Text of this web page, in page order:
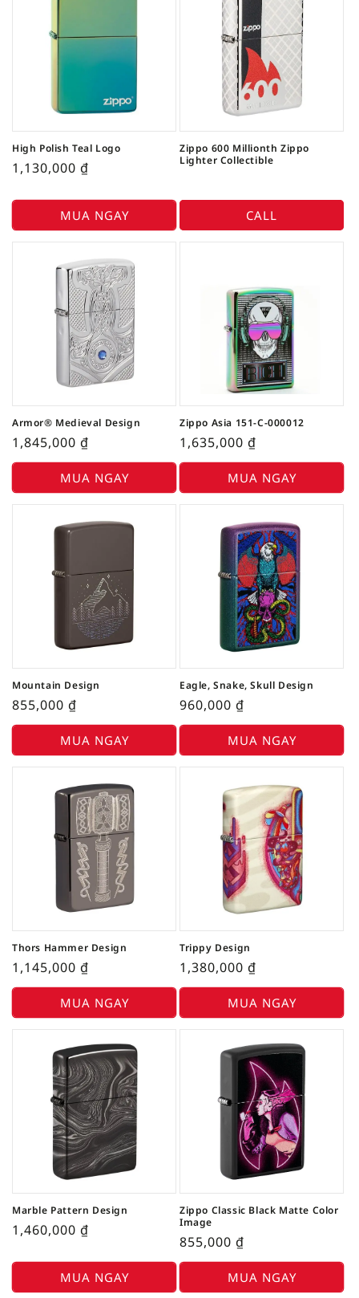
High Polish Teal Logo
1,130,000 ₫
MUA NGAY
Zippo 600 Millionth Zippo
Lighter Collectible
CALL
Armor® Medieval Design
1,845,000 ₫
MUA NGAY
Zippo Asia 151-C-000012
1,635,000 ₫
MUA NGAY
Mountain Design
855,000 ₫
MUA NGAY
Eagle, Snake, Skull Design
960,000 ₫
MUA NGAY
Thors Hammer Design
1,145,000 ₫
MUA NGAY
Trippy Design
1,380,000 ₫
MUA NGAY
Marble Pattern Design
1,460,000 ₫
MUA NGAY
Zippo Classic Black Matte Color
Image
855,000 ₫
MUA NGAY